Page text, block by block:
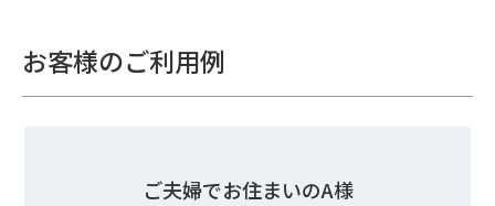
お客様のご利用例
ご夫婦でお住まいのA様